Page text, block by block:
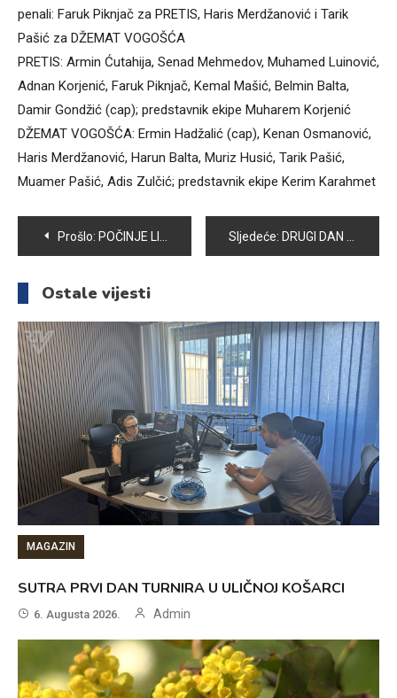
penali: Faruk Piknjač za PRETIS, Haris Merdžanović i Tarik
Pašić za DŽEMAT VOGOŠĆA
PRETIS: Armin Ćutahija, Senad Mehmedov, Muhamed Luinović,
Adnan Korjenić, Faruk Piknjač, Kemal Mašić, Belmin Balta,
Damir Gondžić (cap); predstavnik ekipe Muharem Korjenić
DŽEMAT VOGOŠĆA: Ermin Hadžalić (cap), Kenan Osmanović,
Haris Merdžanović, Harun Balta, Muriz Husić, Tarik Pašić,
Muamer Pašić, Adis Zulčić; predstavnik ekipe Kerim Karahmet
Navigacija
članaka
Prošlo: POČINJE LIGA SREDNJIH ŠKOLA KANTONA SARAJEVO – SŠC VOGOŠĆA UČESTVUJE SA TRI EKIPE Sljedeće: DRUGI DAN MALONOGOMETNOG TURNIRA „VOGOŠĆA 2017“ – CRVENI KARTONI I POBJEDE U POSLJEDNJIM SEKUNDAMA
Ostale vijesti
MAGAZIN
SUTRA PRVI DAN TURNIRA U ULIČNOJ KOŠARCI
6. Augusta 2026. Admin